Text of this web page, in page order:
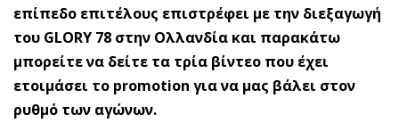
επίπεδο επιτέλους επιστρέφει με την διεξαγωγή
του GLORY 78 στην Ολλανδία και παρακάτω
μπορείτε να δείτε τα τρία βίντεο που έχει
ετοιμάσει το promotion για να μας βάλει στον
ρυθμό των αγώνων.